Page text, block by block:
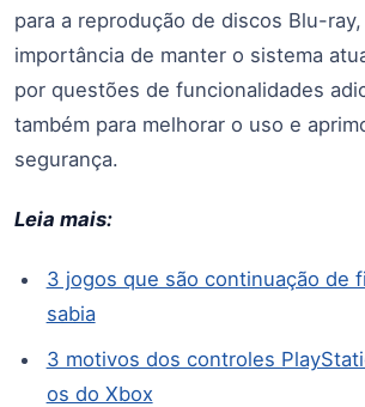
para a reprodução de discos Blu-
importância de manter o sistema
por questões de funcionalidades
também para melhorar o uso e
segurança.
Leia mais:
3 jogos que são continuação de
sabia
3 motivos dos controles
os do Xbox